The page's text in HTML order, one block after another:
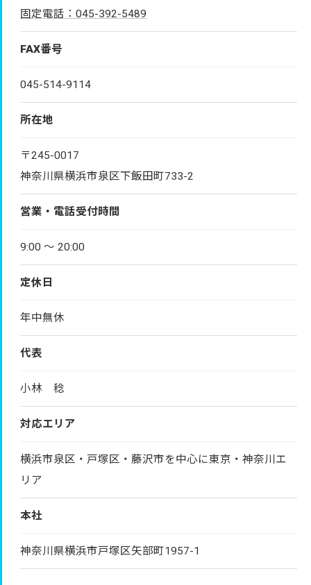
固定電話：045-392-5489
FAX番号
045-514-9114
所在地
〒245-0017
神奈川県横浜市泉区下飯田町733-2
営業・電話受付時間
9:00 〜 20:00
定休日
年中無休
代表
小林 稔
対応エリア
横浜市泉区・戸塚区・藤沢市を中心に東京・神奈川エ
リア
本社
神奈川県横浜市戸塚区矢部町1957-1